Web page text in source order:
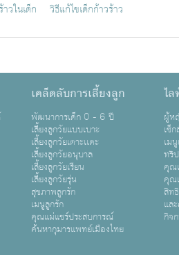
วในเด็ก
วิธีแก้ไขเด็กก้าวร้าว
เคล็ดลับการเลี้ยงลูก
พัฒนาการเด็ก 0 - 6 ปี
เลี้ยงลูกวัยแบบเบาะ
เลี้ยงลูกวัยเตาะเเตะ
เลี้ยงลูกวัยอนุบาล
เลี้ยงลูกวัยเรียน
เลี้ยงลูกวัยรุ่น
สุขภาพลูกรัก
เมนูลูกรัก
คุณแม่แชร์ประสบการณ์
ค้นหากุมารแพทย์เมืองไทย
ไ
ผู้ห
เซ็
เม
ทริ
คุณ
คุณ
สิท
แล
กิจ